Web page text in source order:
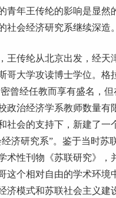
青年王传纶的影响是显然
社会经济研究系继续深造。
王传纶从北京出发，经天
哥大学攻读博士学位。格
曾经任教而享有盛名，
政治经济学系教师数量有
社会的支持下，新建了一
济研究系”。鉴于当时苏
术性刊物《苏联研究》，
这个相对自由的学术环境
济模式和苏联社会主义建